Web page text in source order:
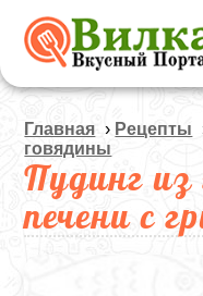
Главная › Рецепты
говядины
Пудинг
печени с